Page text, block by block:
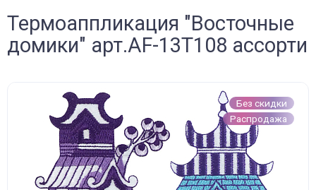
Термоаппликация "Восточные
домики" арт.AF-13T108 ассорти
Без скидки
Распродажа